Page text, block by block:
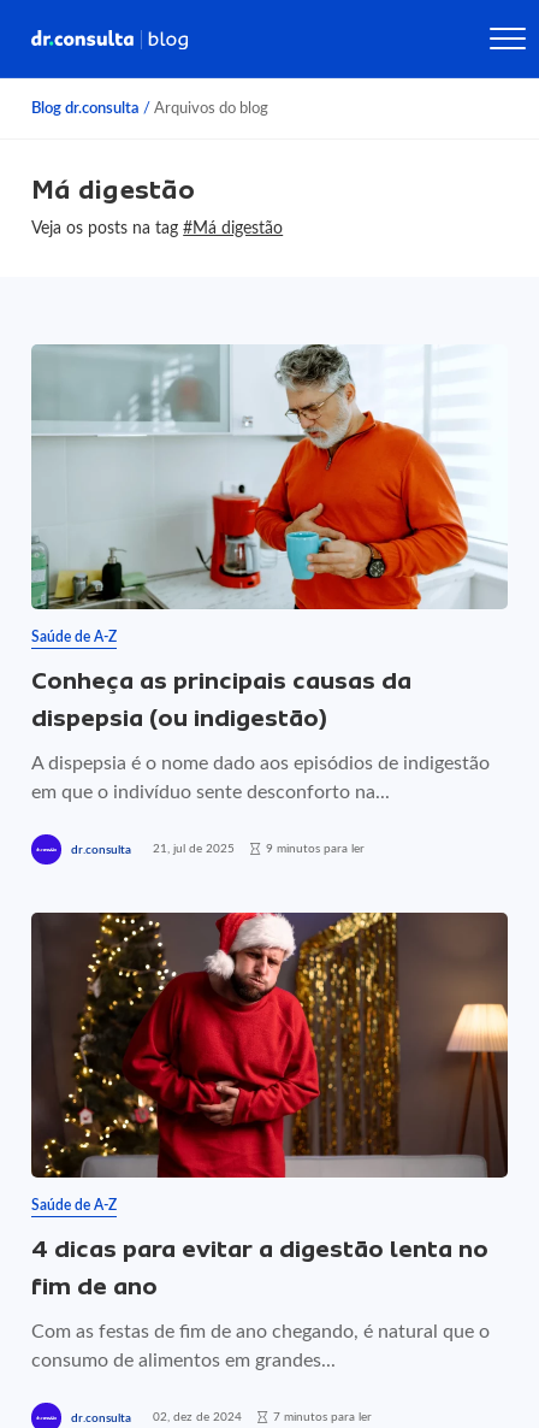
Blog dr.consulta / Arquivos do blog
Má digestão
Veja os posts na tag#Má digestão
Saúde de A-Z
Conheça as principais causas da
dispepsia (ou indigestão)
A dispepsia é o nome dado aos episódios de indigestão
em que o indivíduo sente desconforto na...
dr.consulta 21, jul de 2025 9 minutos para ler
Saúde de A-Z
4 dicas para evitar a digestão lenta no
fim de ano
Com as festas de fim de ano chegando, é natural que o
consumo de alimentos em grandes...
dr.consulta 02, dez de 2024 7 minutos para ler